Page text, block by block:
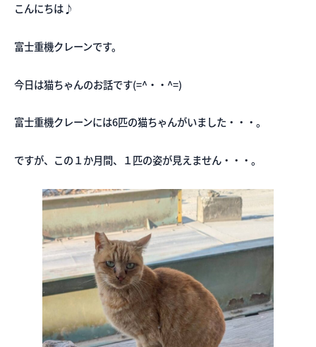
こんにちは♪
富士重機クレーンです。
今日は猫ちゃんのお話です(=^・・^=)
富士重機クレーンには6匹の猫ちゃんがいました・・・。
ですが、この１か月間、１匹の姿が見えません・・・。